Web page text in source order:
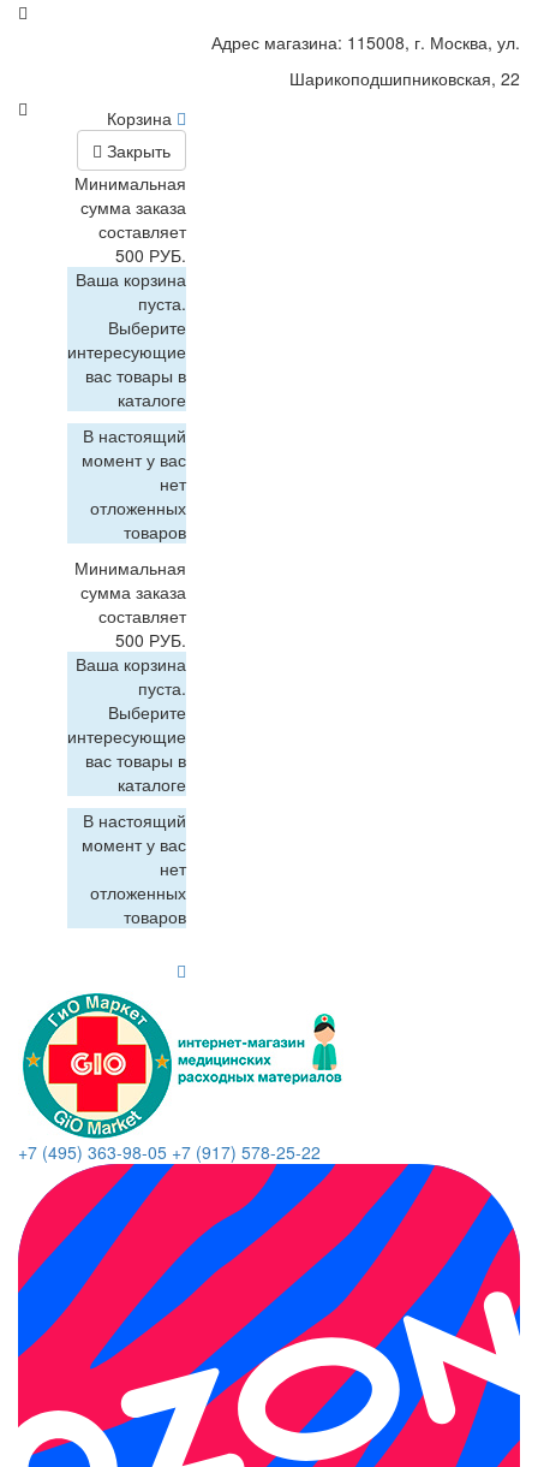
Адрес магазина: 115008, г. Москва, ул.
Шарикоподшипниковская, 22
Корзина
Закрыть
Минимальная
сумма заказа
составляет
500 РУБ.
Ваша корзина
пуста.
Выберите
интересующие
вас товары в
каталоге
В настоящий
момент у вас
нет
отложенных
товаров
Минимальная
сумма заказа
составляет
500 РУБ.
Ваша корзина
пуста.
Выберите
интересующие
вас товары в
каталоге
В настоящий
момент у вас
нет
отложенных
товаров
+7 (495) 363-98-05 +7 (917) 578-25-22